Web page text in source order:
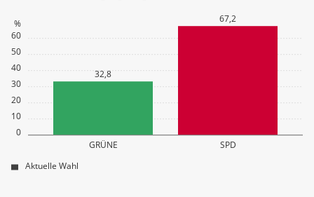
0
10
20
30
40
50
60
%
GRÜNE SPD
32,8
67,2
Aktuelle Wahl